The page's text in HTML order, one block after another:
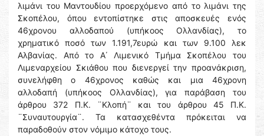
λιμάνι του Μαντουδίου προερχόμενο από το λιμάνι της
Σκοπέλου, όπου εντοπίστηκε στις αποσκευές ενός
46χρονου αλλοδαπού (υπήκοος Ολλανδίας), το
χρηματικό ποσό των 1.191,7ευρώ και των 9.100 λεκ
Αλβανίας. Από το Α΄ Λιμενικό Τμήμα Σκοπέλου του
Λιμεναρχείου Σκιάθου που διενεργεί την προανάκριση,
συνελήφθη ο 46χρονος καθώς και μια 46χρονη
αλλοδαπή (υπήκοος Ολλανδίας), για παράβαση του
άρθρου 372 Π.Κ. ¨Κλοπή¨ και του άρθρου 45 Π.Κ.
¨Συναυτουργία¨. Τα κατασχεθέντα πρόκειται να
παραδοθούν στον νόμιμο κάτοχο τους.